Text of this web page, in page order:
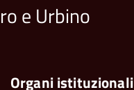
e Urbino
Organi istituzionali